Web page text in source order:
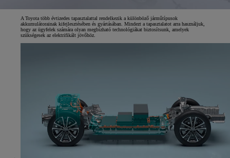
A Toyota több évtizedes tapasztalattal rendelkezik a különböző járműtípusok
akkumulátorainak kifejlesztésében és gyártásában. Mindezt a tapasztalatot arra használjuk,
hogy az ügyfelek számára olyan megbízható technológiákat biztosítsunk, amelyek
szükségesek az elektrifikált jövőhöz.